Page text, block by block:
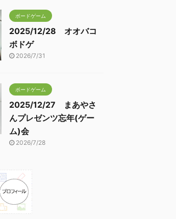
ボードゲーム
2025/12/28 オオバコ
ボドゲ
2026/7/31
ボードゲーム
2025/12/27 まあやさ
んプレゼンツ忘年(ゲー
ム)会
2026/7/28